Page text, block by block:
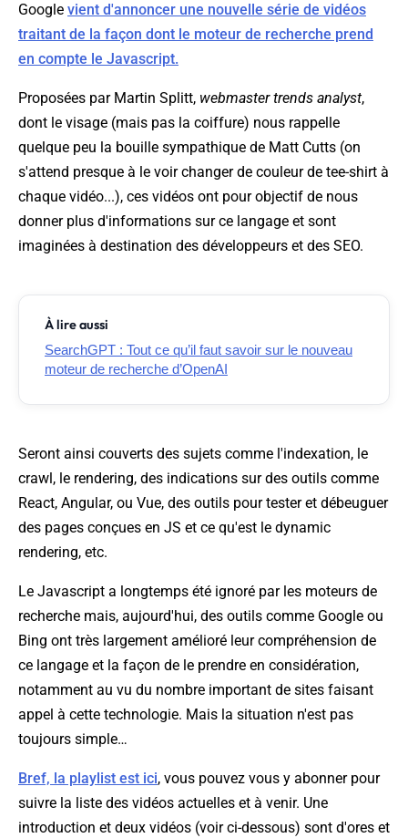
Google vient d'annoncer une nouvelle série de vidéos
traitant de la façon dont le moteur de recherche prend
en compte le Javascript.
Proposées par Martin Splitt, webmaster trends analyst,
dont le visage (mais pas la coiffure) nous rappelle
quelque peu la bouille sympathique de Matt Cutts (on
s'attend presque à le voir changer de couleur de tee-shirt à
chaque vidéo...), ces vidéos ont pour objectif de nous
donner plus d'informations sur ce langage et sont
imaginées à destination des développeurs et des SEO.
À lire aussi
SearchGPT : Tout ce qu’il faut savoir sur le nouveau
moteur de recherche d’OpenAI
Seront ainsi couverts des sujets comme l'indexation, le
crawl, le rendering, des indications sur des outils comme
React, Angular, ou Vue, des outils pour tester et débeuguer
des pages conçues en JS et ce qu'est le dynamic
rendering, etc.
Le Javascript a longtemps été ignoré par les moteurs de
recherche mais, aujourd'hui, des outils comme Google ou
Bing ont très largement amélioré leur compréhension de
ce langage et la façon de le prendre en considération,
notamment au vu du nombre important de sites faisant
appel à cette technologie. Mais la situation n'est pas
toujours simple…
Bref, la playlist est ici, vous pouvez vous y abonner pour
suivre la liste des vidéos actuelles et à venir. Une
introduction et deux vidéos (voir ci-dessous) sont d'ores et